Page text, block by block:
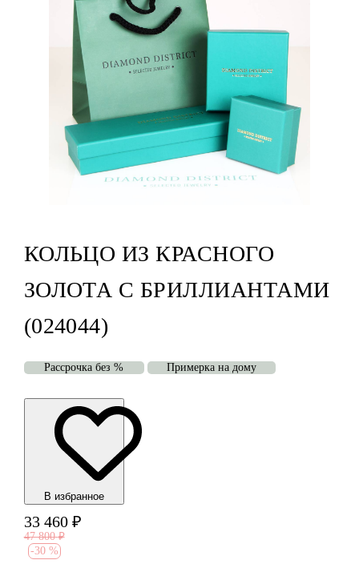
КОЛЬЦО ИЗ КРАСНОГО
ЗОЛОТА С БРИЛЛИАНТАМИ
(024044)
Рассрочка без % Примерка на дому
В избранноe
33 460 ₽
47 800 ₽
-30 %